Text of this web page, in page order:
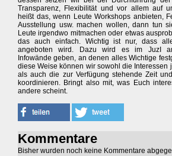
Transparenz, Flexibilität und vor allem auf
heißt das, wenn Leute Workshops anbieten,
Ausstellung usw. machen wollen, dann tun
Leute irgendwo mitmachen oder etwas
das auch einfach. Wichtig ist nur, dass
angeboten wird. Dazu wird es im JuzI
Infowände geben, an denen alles Wichtige
diese Weise können wir sowohl die Interessen
als auch die zur Verfügung stehende Zeit
koordinieren. Bringt also mit, was Euch
andere scheint.
Kommentare
Bisher wurden noch keine Kommentare